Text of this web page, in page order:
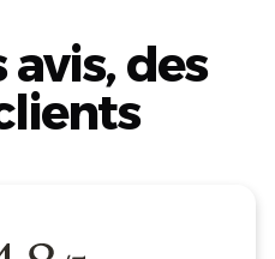
avis, des